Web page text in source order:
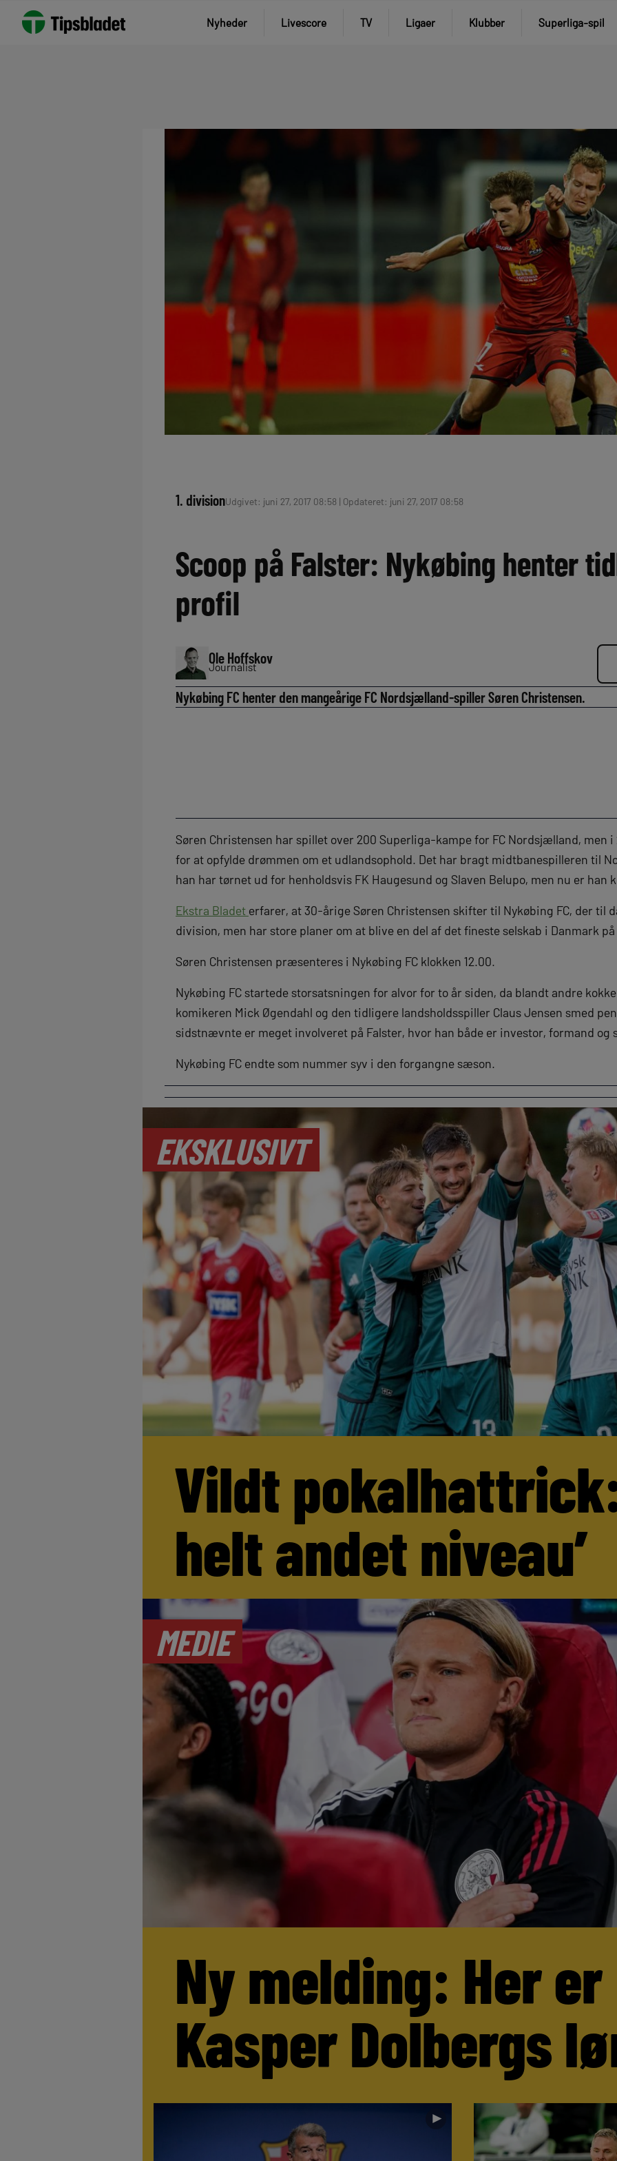
Nyheder Livescore TV Ligaer Klubber Superliga-spil
1. divisionUdgivet: juni 27, 2017 08:58 | Opdateret: juni 27, 2017 08:58
Scoop på Falster: Nykøbing henter
profil
Ole Hoffskov
Journalist
Nykøbing FC henter den mangeårige FC Nordsjælland-spiller Søren Christensen.
Søren Christensen har spillet over 200 Superliga-kampe for FC Nordsjælland, men i
for at opfylde drømmen om et udlandsophold. Det har bragt midtbanespilleren til
han har tørnet ud for henholdsvis FK Haugesund og Slaven Belupo, men nu er han
Ekstra Bladet erfarer, at 30-årige Søren Christensen skifter til Nykøbing FC, der til
division, men har store planer om at blive en del af det fineste selskab i Danmark
Søren Christensen præsenteres i Nykøbing FC klokken 12.00.
Nykøbing FC startede storsatsningen for alvor for to år siden, da blandt andre
komikeren Mick Øgendahl og den tidligere landsholdsspiller Claus Jensen smed
sidstnævnte er meget involveret på Falster, hvor han både er investor, formand og
Nykøbing FC endte som nummer syv i den forgangne sæson.
EKSKLUSIVT
Vildt
helt andet niveau’
MEDIE
Ny melding: Her er
Kasper Dolbergs
►